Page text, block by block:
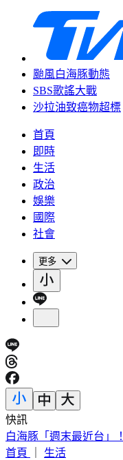
颱風白海豚動態
SBS歌謠大戰
沙拉油致癌物超標
首頁
即時
生活
政治
娛樂
國際
社會
更多
快訊
慈濟被詐10.6億！王必
首頁
生活